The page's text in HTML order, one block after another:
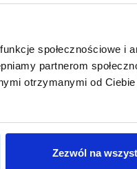
społecznościowe i
partnerom
otrzymanymi od Ciebie
Zezwól na